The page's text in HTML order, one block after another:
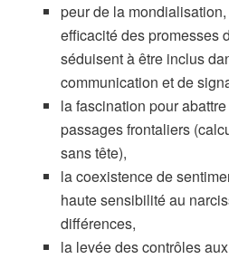
peur de la
efficacité des promesses
séduisent à être inclus
communication et de
la fascination pour
passages frontaliers
sans tête),
la coexistence de
haute sensibilité au
différences,
la levée des contrôles